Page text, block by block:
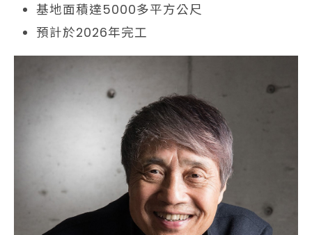
基地面積達5000多平方公尺
預計於2026年完工